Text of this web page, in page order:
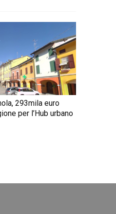
293mila euro
per l’Hub urbano